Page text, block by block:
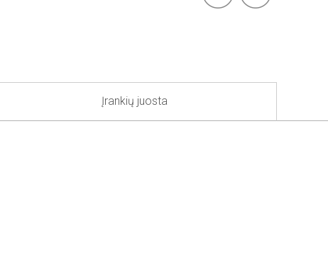
Įrankių juosta